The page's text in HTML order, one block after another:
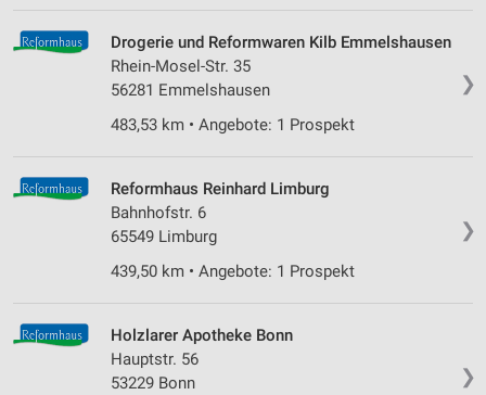
❯
Drogerie und Reformwaren Kilb Emmelshausen
Rhein-Mosel-Str. 35
56281 Emmelshausen
483,53 km • Angebote: 1 Prospekt
❯
Reformhaus Reinhard Limburg
Bahnhofstr. 6
65549 Limburg
439,50 km • Angebote: 1 Prospekt
❯
Holzlarer Apotheke Bonn
Hauptstr. 56
53229 Bonn
Erstellung von Profilen zur Personalisierung
von Inhalten
Verwendung von Profilen zur Auswahl
Messung der Werbeleistung
Messung der Performance von Inhalten
Analyse von Zielgruppen durch Statistiken oder
Entwicklung und Verbesserung der Angebote